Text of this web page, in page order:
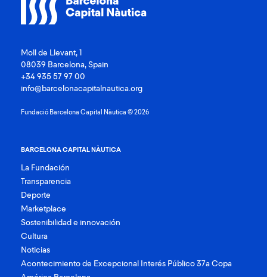
Moll de Llevant, 1
08039 Barcelona, Spain
+34 935 57 97 00
info@barcelonacapitalnautica.org
Fundació Barcelona Capital Nàutica © 2026
BARCELONA CAPITAL NÀUTICA
La Fundación
Transparencia
Deporte
Marketplace
Sostenibilidad e innovación
Cultura
Noticias
Acontecimiento de Excepcional Interés Público 37a Copa